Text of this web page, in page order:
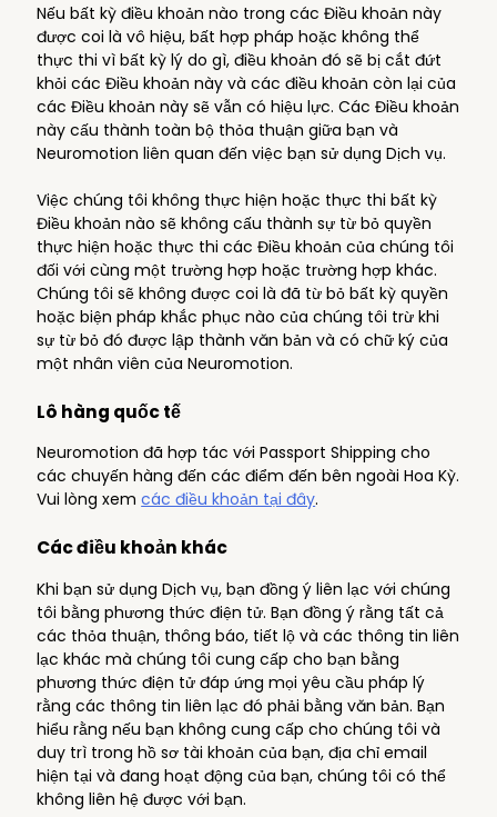
Nếu bất kỳ điều khoản nào trong các Điều khoản này
được coi là vô hiệu, bất hợp pháp hoặc không thể
thực thi vì bất kỳ lý do gì, điều khoản đó sẽ bị cắt đứt
khỏi các Điều khoản này và các điều khoản còn lại của
các Điều khoản này sẽ vẫn có hiệu lực. Các Điều khoản
này cấu thành toàn bộ thỏa thuận giữa bạn và
Neuromotion liên quan đến việc bạn sử dụng Dịch vụ.
Việc chúng tôi không thực hiện hoặc thực thi bất kỳ
Điều khoản nào sẽ không cấu thành sự từ bỏ quyền
thực hiện hoặc thực thi các Điều khoản của chúng tôi
đối với cùng một trường hợp hoặc trường hợp khác.
Chúng tôi sẽ không được coi là đã từ bỏ bất kỳ quyền
hoặc biện pháp khắc phục nào của chúng tôi trừ khi
sự từ bỏ đó được lập thành văn bản và có chữ ký của
một nhân viên của Neuromotion.
Lô hàng quốc tế
Neuromotion đã hợp tác với Passport Shipping cho
các chuyến hàng đến các điểm đến bên ngoài Hoa Kỳ.
Vui lòng xemcác điều khoản tại đây.
Các điều khoản khác
Khi bạn sử dụng Dịch vụ, bạn đồng ý liên lạc với chúng
tôi bằng phương thức điện tử. Bạn đồng ý rằng tất cả
các thỏa thuận, thông báo, tiết lộ và các thông tin liên
lạc khác mà chúng tôi cung cấp cho bạn bằng
phương thức điện tử đáp ứng mọi yêu cầu pháp lý
rằng các thông tin liên lạc đó phải bằng văn bản. Bạn
hiểu rằng nếu bạn không cung cấp cho chúng tôi và
duy trì trong hồ sơ tài khoản của bạn, địa chỉ email
hiện tại và đang hoạt động của bạn, chúng tôi có thể
không liên hệ được với bạn.